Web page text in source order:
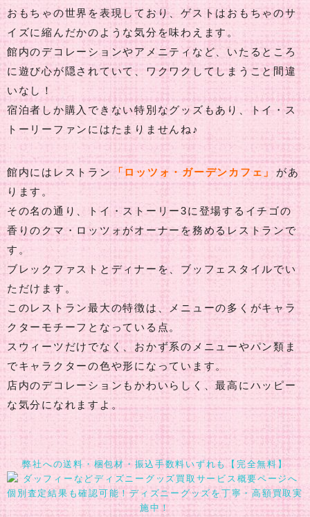
おもちゃの世界を表現しており、ゲストはおもちゃのサ
イズに縮んだかのような気分を味わえます。
館内のデコレーションやアメニティなど、いたるところ
に遊び心が隠されていて、ワクワクしてしまうこと間違
いなし！
宿泊者しか購入できない特別なグッズもあり、トイ・ス
トーリーファンにはたまりませんね♪
館内にはレストラン 「ロッツォ・ガーデンカフェ」
があ
ります。
その名の通り、トイ・ストーリー3に登場するイチゴの
香りのクマ・ロッツォがオーナーを務めるレストランで
す。
ブレックファストとディナーを、ブッフェスタイルでい
ただけます。
このレストラン最大の特徴は、メニューの多くがキャラ
クターモチーフとなっている点。
スウィーツだけでなく、おかず系のメニューやパン類ま
でキャラクターの色や形になっています。
店内のデコレーションもかわいらしく、最高にハッピー
な気分になれますよ。
弊社への送料・梱包材・振込手数料いずれも【完全無料】
個別査定結果も確認可能！ディズニーグッズを丁寧・高額買取実
施中！